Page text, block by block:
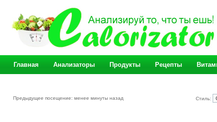
Главная Анализаторы Продукты Рецепты
Предыдущее посещение: менее минуты назад Стиль: